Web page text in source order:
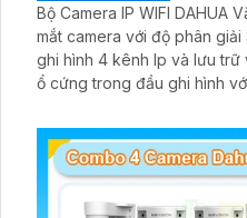
Bộ Camera IP WIFI DAHUA
mắt camera với độ phân
ghi hình 4 kênh Ip và lưu
ổ cứng trong đầu ghi hình
giám sát có màu vào ban